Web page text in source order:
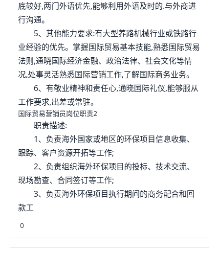
底较好,两门外语优先,能够利用外语及时的.与外商进
行沟通。
5、其他能力要求:有大型养路机械行业或铁路行
业经验的优先。掌握国际贸易基本技能,熟悉国际贸易
法则,通晓国际经济金融、政治法律、社会文化等情
况,处事灵活熟悉国际营销工作,了解国际商务业务。
6、有敬业精神和责任心,通晓国际礼仪,能够服从
工作要求,出差或常驻。
国际贸易营销员岗位职责2
职责描述:
1、负责海外国家或地区的环保项目信息收集、
跟踪、客户资源开拓等工作;
2、负责组织海外环保项目的投标、技术交流、
现场勘查、合同签订等工作;
3、负责海外环保项目执行期间的商务配合和回
款工
0